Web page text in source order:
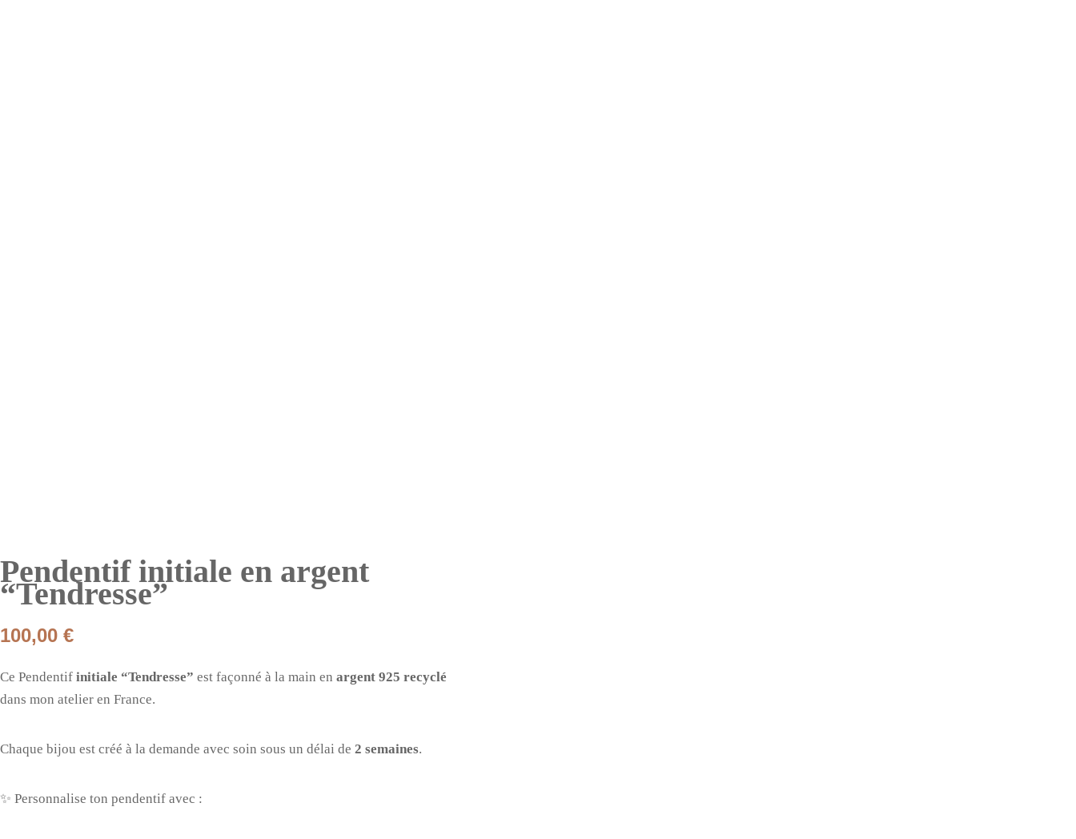
Pendentif initiale en argent
“Tendresse”
100,00 €
Ce Pendentif initiale “Tendresse” est façonné à la main en argent 925 recyclé
dans mon atelier en France.
Chaque bijou est créé à la demande avec soin sous un délai de 2 semaines.
✨ Personnalise ton pendentif avec :